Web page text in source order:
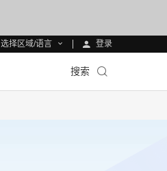
选择区域/语言 登录
搜索